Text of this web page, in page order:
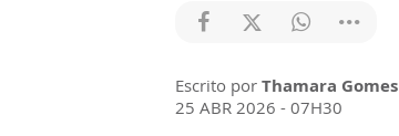
Escrito por Thamara Gomes
25 ABR 2026 - 07H30